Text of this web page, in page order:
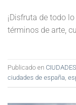
¡Disfruta de todo
términos de arte,
Publicado en
ciudades de españa,